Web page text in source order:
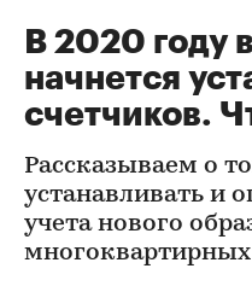
В 2020 году
начнется
счетчиков.
Рассказываем о
устанавливать и
учета нового